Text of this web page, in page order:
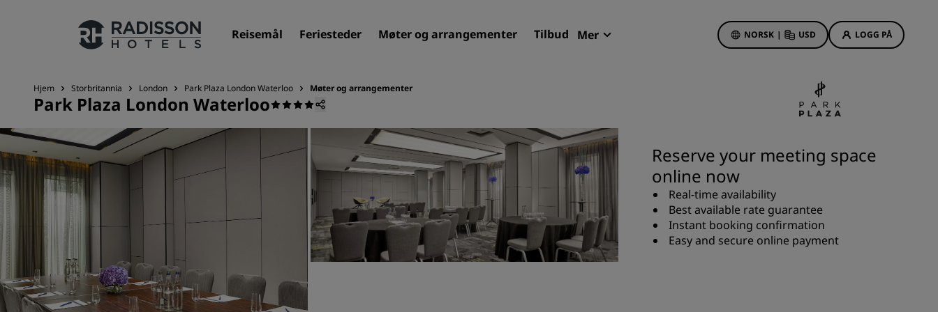
Reisemål Feriesteder Møter og arrangementer Tilbud Mer NORSK | USD LOGG PÅ
Merkevarene våre
Radisson Hotels-merker
Reisemål
Feriesteder
Betjente leiligheter
Flyplasshoteller
Nye og kommende hoteller
Møter og arrangementer
Første gang er det ekstra
hyggelig
Deals of the Day
Bestill på forhånd
Se pakkene våre
Hjem Storbritannia London Park Plaza London Waterloo Møter og arrangementer
Park Plaza London Waterloo
Reserve your meeting space
online now
Real-time availability
Best available rate guarantee
Instant booking confirmation
Easy and secure online payment